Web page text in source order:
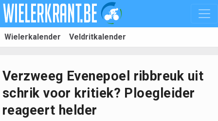
Wielerkalender Veldritkalender
Verzweeg Evenepoel ribbreuk uit
schrik voor kritiek? Ploegleider
reageert helder